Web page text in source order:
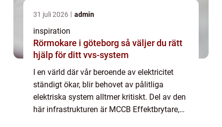
31 juli 2026 admin
inspiration
Rörmokare i göteborg så väljer du rätt
hjälp för ditt vvs-system
I en värld där vår beroende av elektricitet
ständigt ökar, blir behovet av pålitliga
elektriska system alltmer kritiskt. Del av den
här infrastrukturen är MCCB Effektbrytare,